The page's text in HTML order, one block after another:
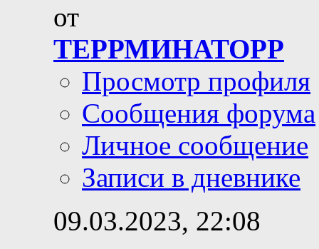
от
ТЕРРМИНАТОРР
Просмотр профиля
Сообщения форума
Личное сообщение
Записи в дневнике
09.03.2023, 22:08